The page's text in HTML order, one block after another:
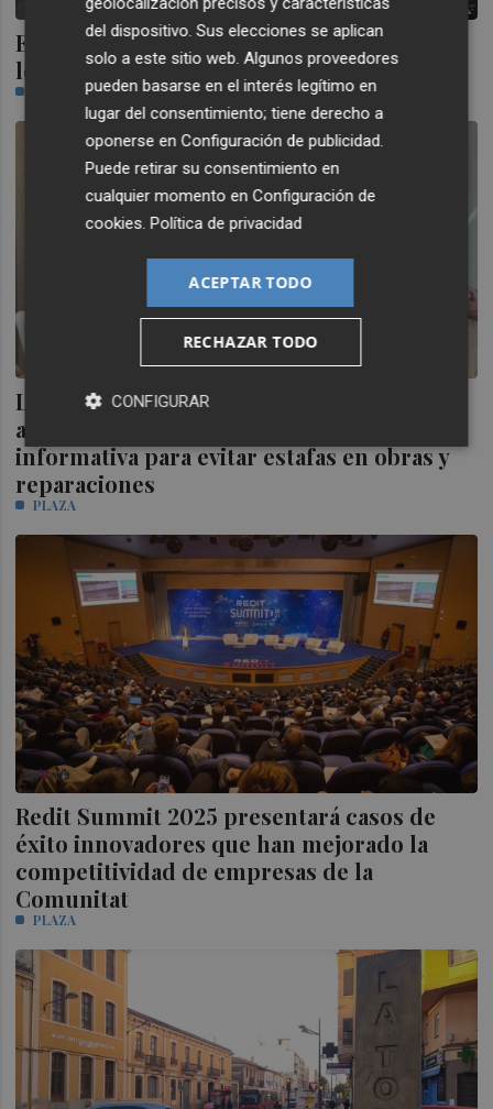
El euro se mantiene estable por encima de
los 1,17 dólares
La Mancomunitat y el Comisionado
acuerdan impulsar una campaña
informativa para evitar estafas en obras y
reparaciones
PLAZA
Redit Summit 2025 presentará casos de
éxito innovadores que han mejorado la
competitividad de empresas de la
Comunitat
PLAZA
del dispositivo. Sus elecciones se aplican
solo a este sitio web. Algunos proveedores
pueden basarse en el interés legítimo en
lugar del consentimiento; tiene derecho a
oponerse enConfiguración de publicidad.
Puede retirar su consentimiento en
cualquier momento enConfiguración de
cookies.Política de privacidad
ACEPTAR TODO
RECHAZAR TODO
CONFIGURAR